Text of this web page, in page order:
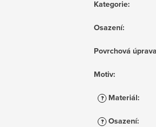
Kategorie:
Osazení:
Povrchová úprava
Motiv:
? Materiál:
? Osazení: